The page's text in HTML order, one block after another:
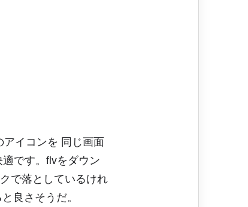
イコンを 同じ画面
です。flvをダウン
で落としているけれ
良さそうだ。